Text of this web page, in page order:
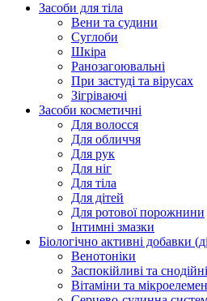
Засоби для тіла
Вени та судини
Суглоби
Шкіра
Ранозагоювальні
При застуді та вірусах
Зігріваючі
Засоби косметичні
Для волосся
Для обличчя
Для рук
Для ніг
Для тіла
Для дітей
Для ротової порожнини
Інтимні змазки
Біологічно активні добавки
Венотоніки
Заспокійливі та снодійні
Вітаміни та